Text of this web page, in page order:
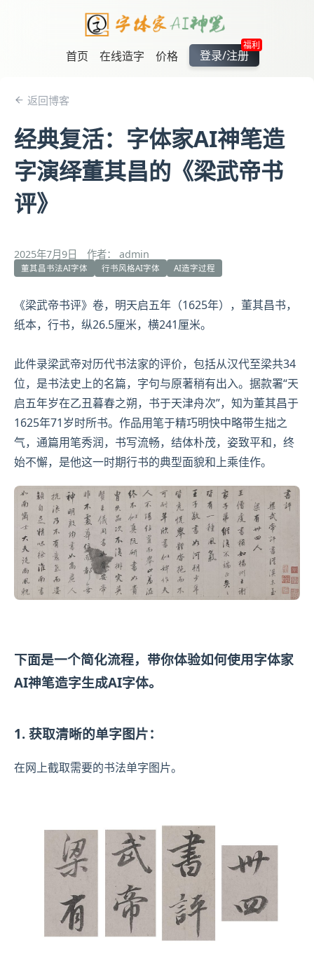
首页 在线造字 价格
福利
登录/注册
返回博客
经典复活：字体家AI神笔造
字演绎董其昌的《梁武帝书
评》
2025年7月9日 作者： admin
董其昌书法AI字体 行书风格AI字体 AI造字过程
《梁武帝书评》卷，明天启五年（1625年）， 董其昌书，
纸本，行书，纵26.5厘米，横241厘米。
此件录梁武帝对历代书法家的评价，包括从汉代至梁共34
位，是书法史上的名篇，字句与原著稍有出入。据款署“天
启五年岁在乙丑暮春之朔，书于天津舟次”，知为董其昌于
1625年71岁时所书。作品用笔于精巧明快中略带生拙之
气，通篇用笔秀润，书写流畅，结体朴茂，姿致平和，终
始不懈，是他这一时期行书的典型面貌和上乘佳作。
下面是一个简化流程，带你体验如何使用字体家
AI神笔造字生成AI字体。
1. 获取清晰的单字图片：
在网上截取需要的书法单字图片。